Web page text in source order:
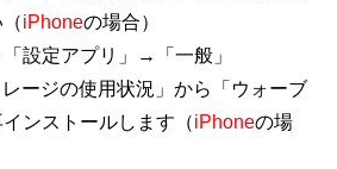
iPhoneの場合）
設定アプリ」→「一般」
ージの使用状況」から「ウォーブ
ンストールします（iPhoneの場